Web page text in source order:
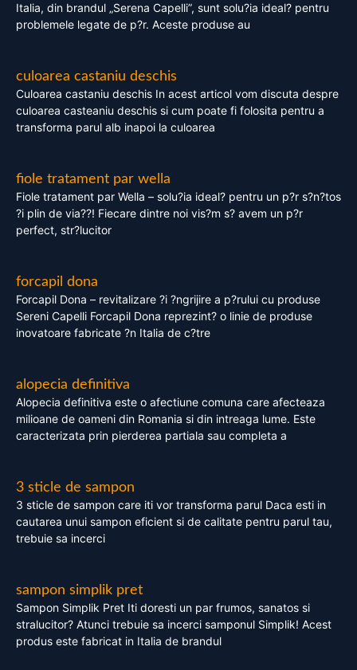
Italia, din brandul „Serena Capelli”, sunt solu?ia ideal? pentru
problemele legate de p?r. Aceste produse au
culoarea castaniu deschis
Culoarea castaniu deschis In acest articol vom discuta despre
culoarea casteaniu deschis si cum poate fi folosita pentru a
transforma parul alb inapoi la culoarea
fiole tratament par wella
Fiole tratament par Wella – solu?ia ideal? pentru un p?r s?n?tos
?i plin de via??! Fiecare dintre noi vis?m s? avem un p?r
perfect, str?lucitor
forcapil dona
Forcapil Dona – revitalizare ?i ?ngrijire a p?rului cu produse
Sereni Capelli Forcapil Dona reprezint? o linie de produse
inovatoare fabricate ?n Italia de c?tre
alopecia definitiva
Alopecia definitiva este o afectiune comuna care afecteaza
milioane de oameni din Romania si din intreaga lume. Este
caracterizata prin pierderea partiala sau completa a
3 sticle de sampon
3 sticle de sampon care iti vor transforma parul Daca esti in
cautarea unui sampon eficient si de calitate pentru parul tau,
trebuie sa incerci
sampon simplik pret
Sampon Simplik Pret Iti doresti un par frumos, sanatos si
stralucitor? Atunci trebuie sa incerci samponul Simplik! Acest
produs este fabricat in Italia de brandul